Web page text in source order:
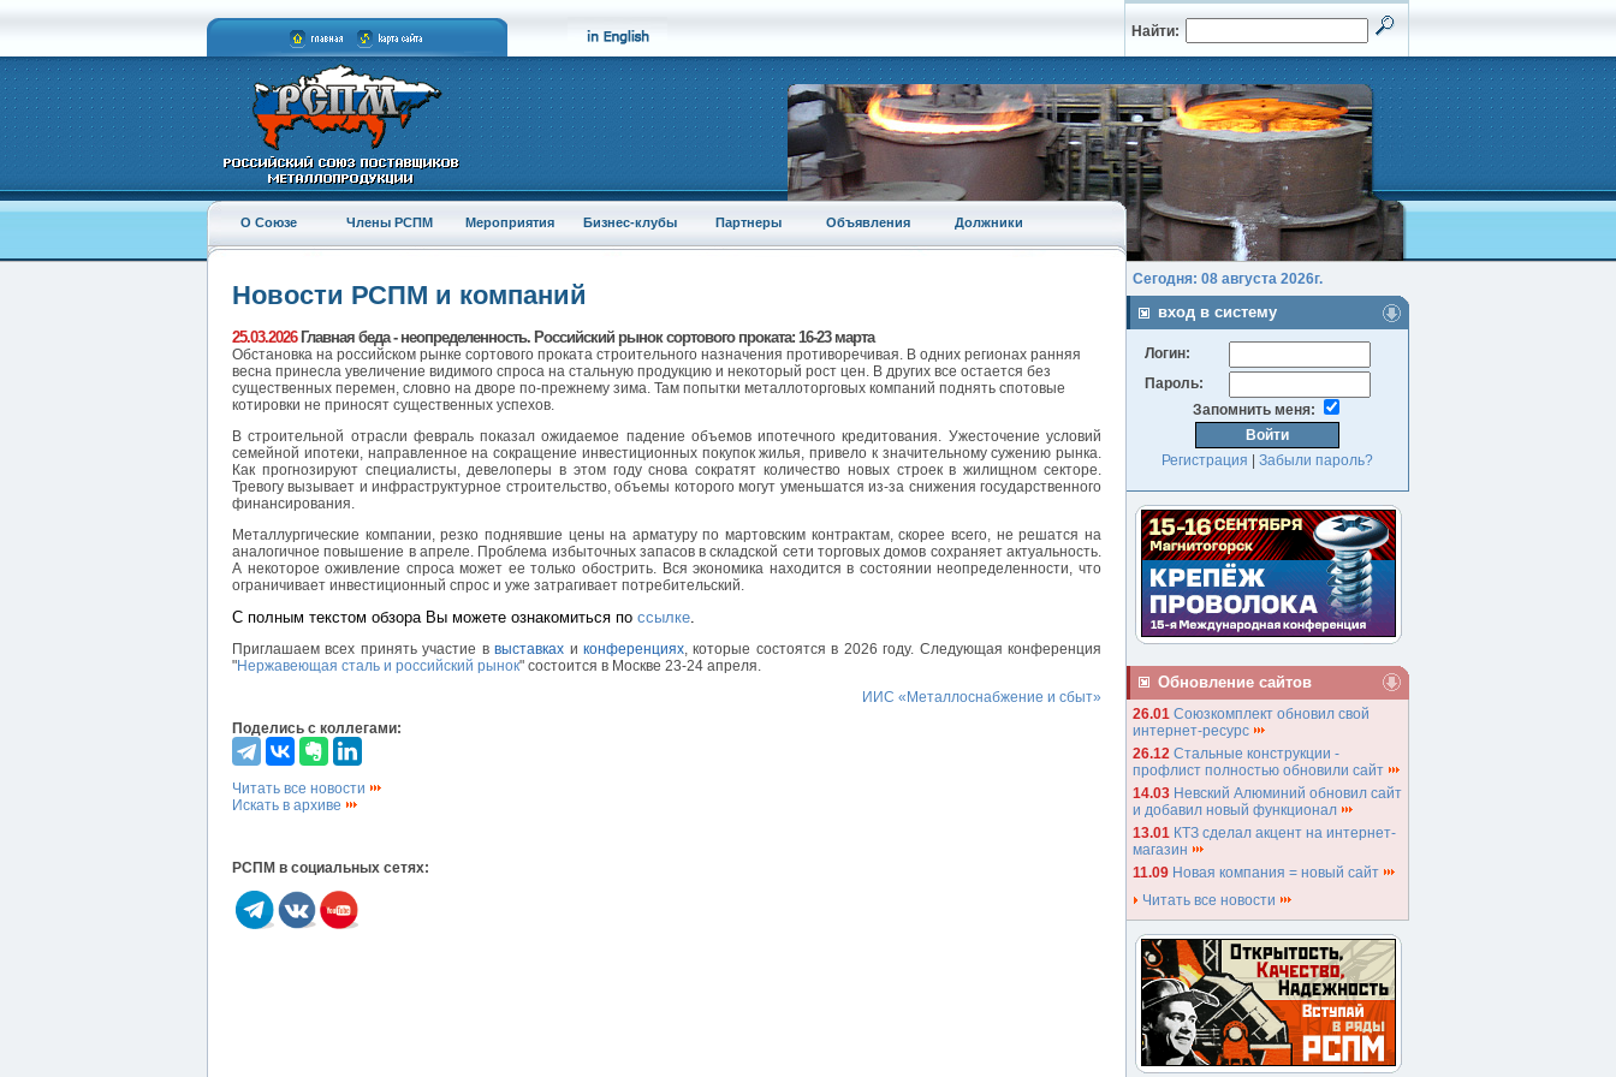
Найти:
О Союзе Члены РСПМ Мероприятия Бизнес-клубы Партнеры Объявления Должники
Новости РСПМ и компаний
25.03.2026Главная беда - неопределенность. Российский рынок сортового проката: 16-23 марта
Обстановка на российском рынке сортового проката строительного назначения противоречивая. В одних регионах ранняя
весна принесла увеличение видимого спроса на стальную продукцию и некоторый рост цен. В других все остается без
существенных перемен, словно на дворе по-прежнему зима. Там попытки металлоторговых компаний поднять спотовые
котировки не приносят существенных успехов.
В строительной отрасли февраль показал ожидаемое падение объемов ипотечного кредитования. Ужесточение условий
семейной ипотеки, направленное на сокращение инвестиционных покупок жилья, привело к значительному сужению рынка.
Как прогнозируют специалисты, девелоперы в этом году снова сократят количество новых строек в жилищном секторе.
Тревогу вызывает и инфраструктурное строительство, объемы которого могут уменьшатся из-за снижения государственного
финансирования.
Металлургические компании, резко поднявшие цены на арматуру по мартовским контрактам, скорее всего, не решатся на
аналогичное повышение в апреле. Проблема избыточных запасов в складской сети торговых домов сохраняет актуальность.
А некоторое оживление спроса может ее только обострить. Вся экономика находится в состоянии неопределенности, что
ограничивает инвестиционный спрос и уже затрагивает потребительский.
С полным текстом обзора Вы можете ознакомиться по ссылке.
Приглашаем всех принять участие ввыставках иконференциях, которые состоятся в 2026 году. Следующая конференция
"Нержавеющая сталь и российский рынок" состоится в Москве 23-24 апреля.
ИИС «Металлоснабжение и сбыт»
Поделись с коллегами:
Читать все новости
Искать в архиве
РСПМ в социальных сетях:
Сегодня: 08 августа 2026г.
вход в систему
Логин:
Пароль:
Запомнить меня:
Регистрация Забыли пароль?
Обновление сайтов
26.01 Союзкомплект обновил свой
интернет-ресурс
26.12 Стальные конструкции -
профлист полностью обновили сайт
14.03 Невский Алюминий обновил сайт
и добавил новый функционал
13.01 КТЗ сделал акцент на интернет-
магазин
11.09 Новая компания = новый сайт
Читать все новости